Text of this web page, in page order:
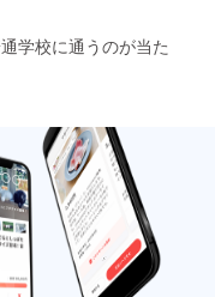
学校に通うのが当た